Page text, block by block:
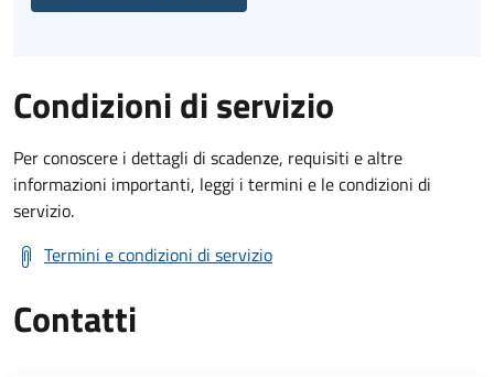
Condizioni di servizio
Per conoscere i dettagli di scadenze, requisiti e altre
informazioni importanti, leggi i termini e le condizioni di
servizio.
Termini e condizioni di servizio
Contatti